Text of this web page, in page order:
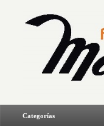
Categorías